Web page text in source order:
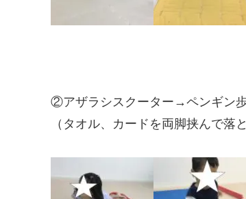
②アザラシスクーター→ペンギン
（タオル、カードを両脚挟んで落